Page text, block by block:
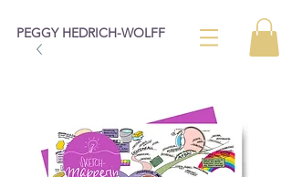
PEGGY HEDRICH-WOLFF